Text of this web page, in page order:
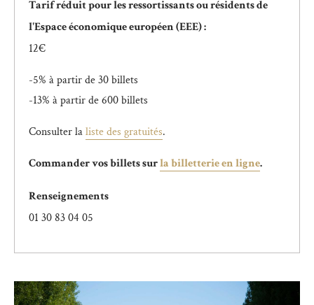
Tarif réduit pour les ressortissants ou résidents de
l'Espace économique européen (EEE) :
12€
-5% à partir de 30 billets
-13% à partir de 600 billets
Consulter laliste des gratuités.
Commander vos billets surla billetterie en ligne.
Renseignements
01 30 83 04 05